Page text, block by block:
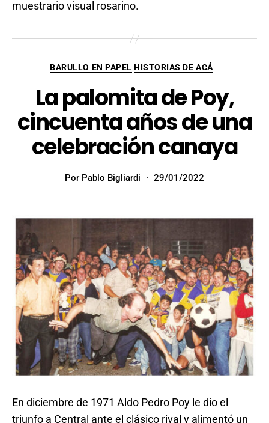
muestrario visual rosarino.
BARULLO EN PAPEL HISTORIAS DE ACÁ
La palomita de Poy,
cincuenta años de una
celebración canaya
Por Pablo Bigliardi 29/01/2022
En diciembre de 1971 Aldo Pedro Poy le dio el
triunfo a Central ante el clásico rival y alimentó un